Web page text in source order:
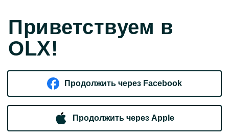
Приветствуем в
OLX!
Продолжить через Facebook
Продолжить через Apple